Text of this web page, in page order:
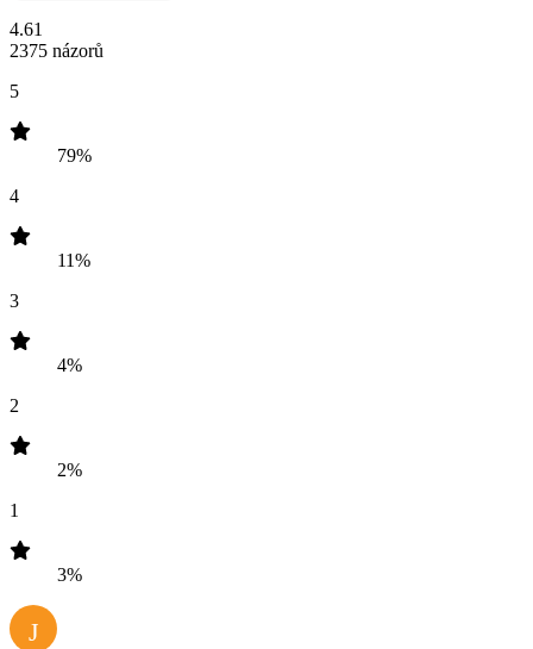
4.61
2375 názorů
5
79%
4
11%
3
4%
2
2%
1
3%
J